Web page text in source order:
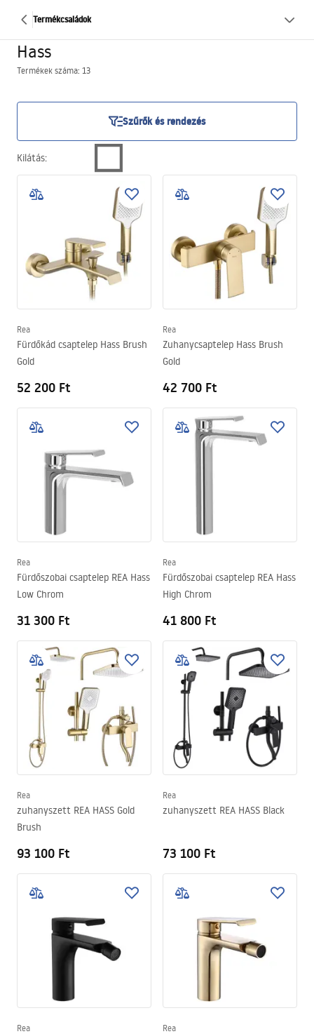
Termékcsaládok
Hass
Termékek száma: 13
Szűrők és rendezés
Kilátás:
Rea
Fürdőkád csaptelep Hass Brush
Gold
52 200 Ft
Rea
Zuhanycsaptelep Hass Brush
Gold
42 700 Ft
Rea
Fürdőszobai csaptelep REA Hass
Low Chrom
31 300 Ft
Rea
Fürdőszobai csaptelep REA Hass
High Chrom
41 800 Ft
Rea
zuhanyszett REA HASS Gold
Brush
93 100 Ft
Rea
zuhanyszett REA HASS Black
73 100 Ft
Rea Rea